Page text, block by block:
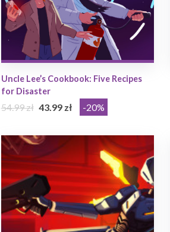
Uncle Lee’s Cookbook: Five Recipes
for Disaster
54.99 zł 43.99 zł -20%